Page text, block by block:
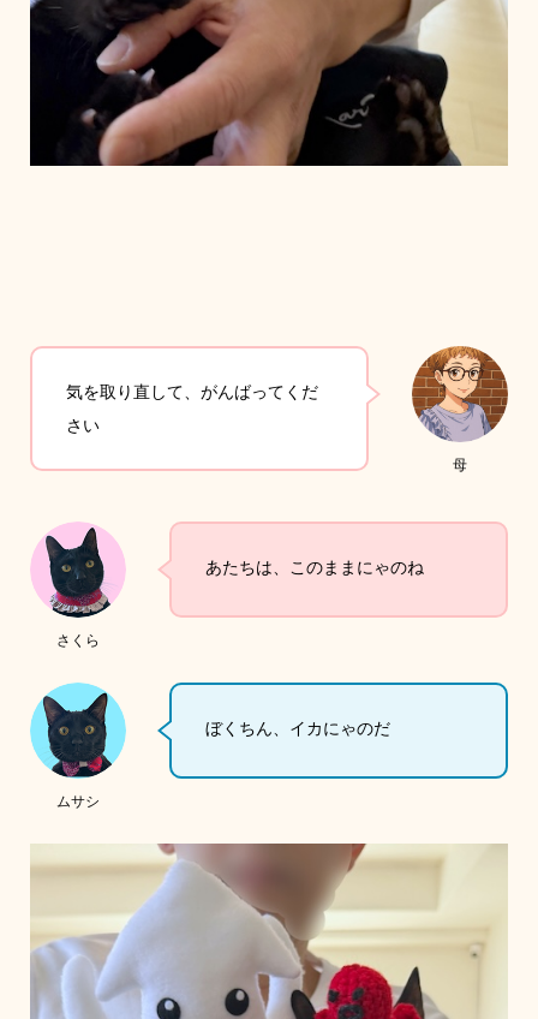
母
気を取り直して、がんばってくだ
さい
さくら
あたちは、このままにゃのね
ムサシ
ぼくちん、イカにゃのだ